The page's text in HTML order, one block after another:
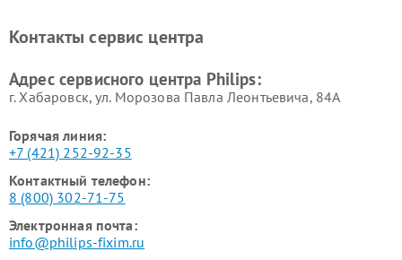
Ремонт стиральных машин
Ремонт увлажнителей
Контакты сервис центра
Адрес сервисного центра Philips:
г. Хабаровск, ул. Морозова Павла Леонтьевича, 84А
Горячая линия:
+7 (421) 252-92-35
Контактный телефон:
8 (800) 302-71-75
Электронная почта:
info@philips-fixim.ru